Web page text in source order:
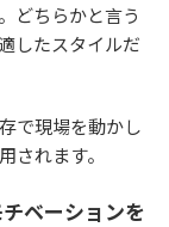
どちらかと言う
したスタイルだ
で現場を動かし
されます。
ベーションを